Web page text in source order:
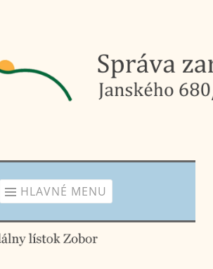
HLAVNÉ MENU